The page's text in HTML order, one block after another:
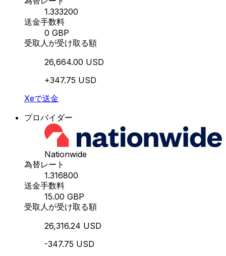
1.333200
送金手数料
0 GBP
受取人が受け取る額
26,664.00 USD
+347.75 USD
Xeで送金
プロバイダー
Nationwide
為替レート
1.316800
送金手数料
15.00 GBP
受取人が受け取る額
26,316.24 USD
-347.75 USD